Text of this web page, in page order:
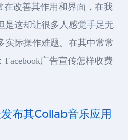
在改善其作用和界面，在我
是这却让很多人感觉手足无
实际操作难题。在其中常常
广告宣传怎样收费
布其Collab音乐应用